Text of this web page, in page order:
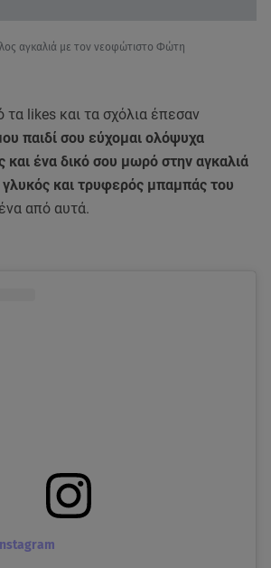
αγκαλιά με τον νεοφώτιστο Φώτη
likes και τα σχόλια έπεσαν
παιδί σου εύχομαι ολόψυχα
και ένα δικό σου μωρό στην αγκαλιά
γλυκός και τρυφερός μπαμπάς του
από αυτά.